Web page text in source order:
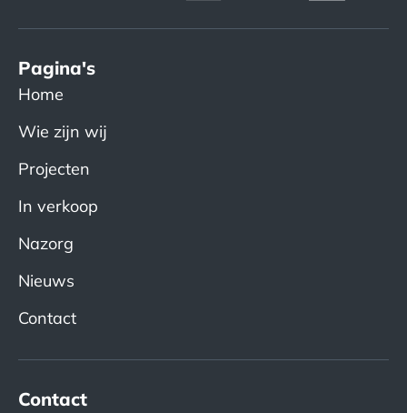
Pagina's
Home
Wie zijn wij
Projecten
In verkoop
Nazorg
Nieuws
Contact
Contact